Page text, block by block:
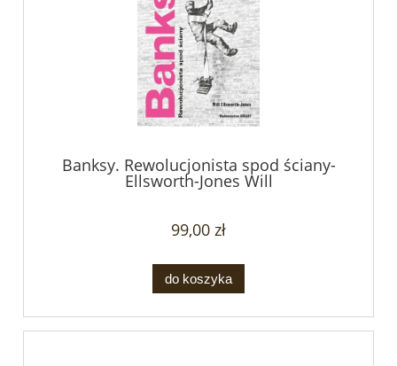
Banksy. Rewolucjonista spod ściany-
Ellsworth-Jones Will
99,00 zł
do koszyka